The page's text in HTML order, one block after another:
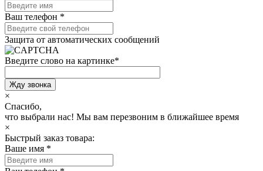
Ваш телефон *
Защита от автоматических сообщений
Введите слово на картинке*
×
Спасибо,
что выбрали нас! Мы вам перезвоним в ближайшее время
×
Быстрый заказ товара:
Ваше имя *